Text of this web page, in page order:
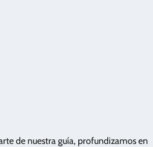
de nuestra guía, profundizamos en